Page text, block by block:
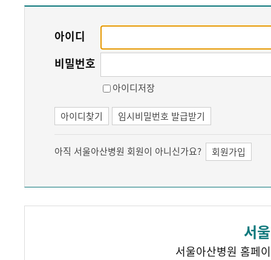
아이디
비밀번호
아이디저장
아이디찾기 임시비밀번호 발급받기
아직 서울아산병원 회원이 아니신가요? 회원가입
서
서울아산병원 홈페